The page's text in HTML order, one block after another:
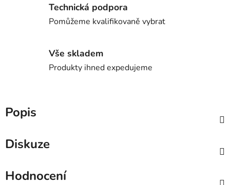
Technická podpora
Pomůžeme kvalifikovaně vybrat
Vše skladem
Produkty ihned expedujeme
Popis
Diskuze
Hodnocení